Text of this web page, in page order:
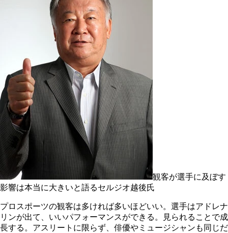
観客が選手に及ぼす
影響は本当に大きいと語るセルジオ越後氏
プロスポーツの観客は多ければ多いほどいい。選手はアドレナ
リンが出て、いいパフォーマンスができる。見られることで成
長する。アスリートに限らず、俳優やミュージシャンも同じだ